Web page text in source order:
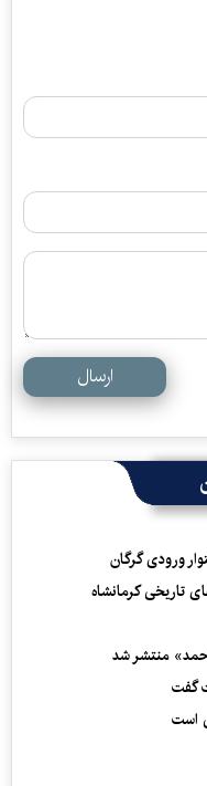
ارسال
ورودی گرگان
تاریخی کرمانشاه
منتشر شد
گفت
است